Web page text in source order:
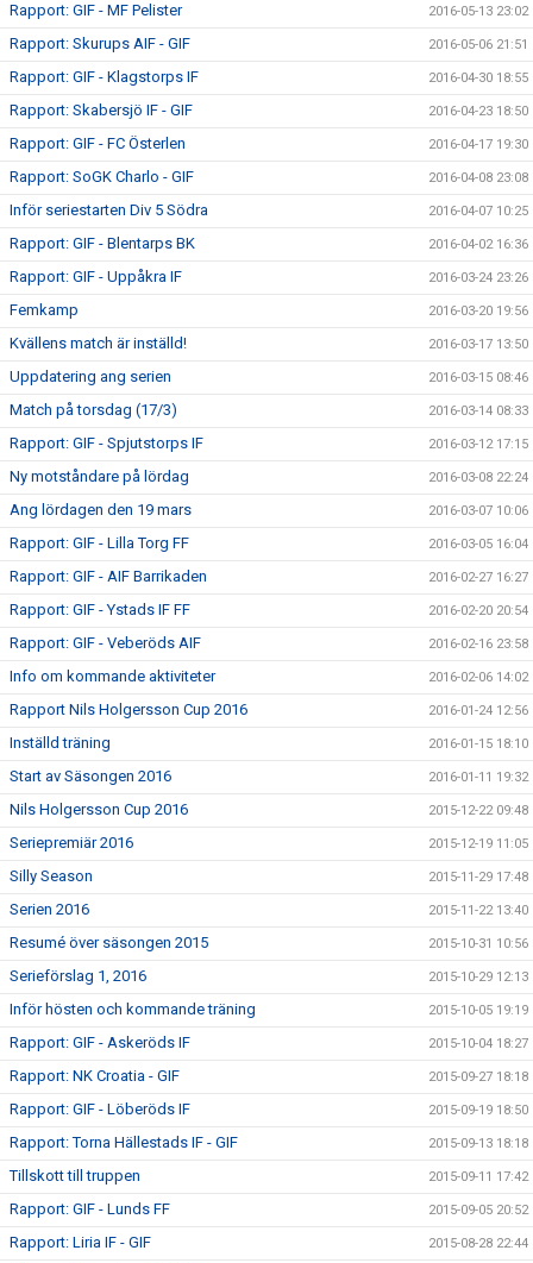
Rapport: GIF - MF Pelister 2016-05-13 23:02
Rapport: Skurups AIF - GIF 2016-05-06 21:51
Rapport: GIF - Klagstorps IF 2016-04-30 18:55
Rapport: Skabersjö IF - GIF 2016-04-23 18:50
Rapport: GIF - FC Österlen 2016-04-17 19:30
Rapport: SoGK Charlo - GIF 2016-04-08 23:08
Inför seriestarten Div 5 Södra 2016-04-07 10:25
Rapport: GIF - Blentarps BK 2016-04-02 16:36
Rapport: GIF - Uppåkra IF 2016-03-24 23:26
Femkamp 2016-03-20 19:56
Kvällens match är inställd! 2016-03-17 13:50
Uppdatering ang serien 2016-03-15 08:46
Match på torsdag (17/3) 2016-03-14 08:33
Rapport: GIF - Spjutstorps IF 2016-03-12 17:15
Ny motståndare på lördag 2016-03-08 22:24
Ang lördagen den 19 mars 2016-03-07 10:06
Rapport: GIF - Lilla Torg FF 2016-03-05 16:04
Rapport: GIF - AIF Barrikaden 2016-02-27 16:27
Rapport: GIF - Ystads IF FF 2016-02-20 20:54
Rapport: GIF - Veberöds AIF 2016-02-16 23:58
Info om kommande aktiviteter 2016-02-06 14:02
Rapport Nils Holgersson Cup 2016 2016-01-24 12:56
Inställd träning 2016-01-15 18:10
Start av Säsongen 2016 2016-01-11 19:32
Nils Holgersson Cup 2016 2015-12-22 09:48
Seriepremiär 2016 2015-12-19 11:05
Silly Season 2015-11-29 17:48
Serien 2016 2015-11-22 13:40
Resumé över säsongen 2015 2015-10-31 10:56
Serieförslag 1, 2016 2015-10-29 12:13
Inför hösten och kommande träning 2015-10-05 19:19
Rapport: GIF - Askeröds IF 2015-10-04 18:27
Rapport: NK Croatia - GIF 2015-09-27 18:18
Rapport: GIF - Löberöds IF 2015-09-19 18:50
Rapport: Torna Hällestads IF - GIF 2015-09-13 18:18
Tillskott till truppen 2015-09-11 17:42
Rapport: GIF - Lunds FF 2015-09-05 20:52
Rapport: Liria IF - GIF 2015-08-28 22:44